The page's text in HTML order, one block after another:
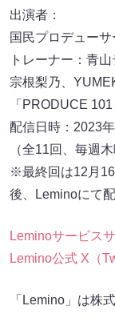
出演者：
国民プロデュー
トレーナー：青
宗根梨乃、
「PRODUCE
配信日時：2023
（全11回、毎週
※最終回は12月
後、Leminoにて
Leminoサービス
Lemino公式 X（
「Lemino」は株